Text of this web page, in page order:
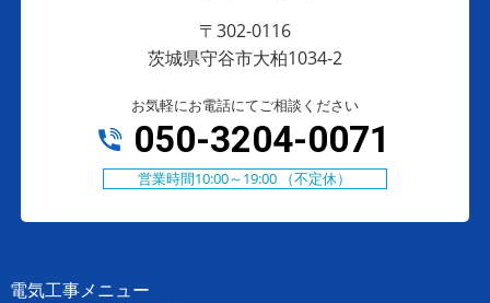
〒302-0116
茨城県守谷市大柏1034-2
お気軽にお電話にてご相談ください
050-3204-0071
営業時間10:00～19:00 （不定休）
電気工事メニュー